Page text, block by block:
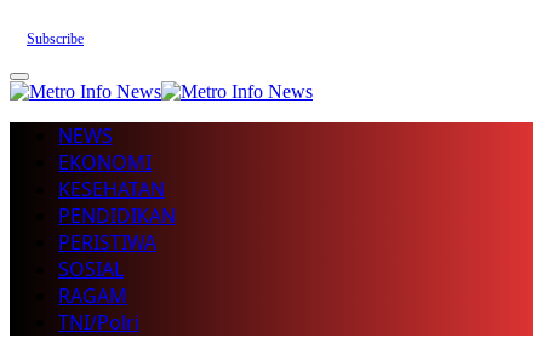
Subscribe
NEWS
EKONOMI
KESEHATAN
PENDIDIKAN
PERISTIWA
SOSIAL
RAGAM
TNI/Polri